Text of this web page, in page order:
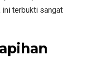
ini terbukti sangat